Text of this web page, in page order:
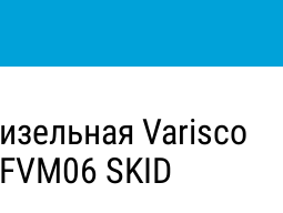
Varisco
SKID